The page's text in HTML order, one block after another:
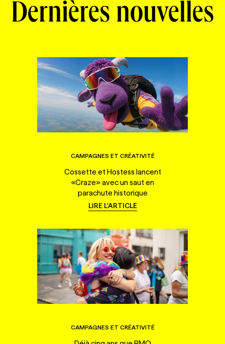
Dernières nouvelles
CAMPAGNES ET CRÉATIVITÉ
Cossette et Hostess lancent
«Craze» avec un saut en
parachute historique
LIRE L'ARTICLE
CAMPAGNES ET CRÉATIVITÉ